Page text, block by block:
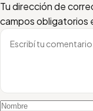
Tu dirección de
campos obligatorios
Escribí tu comentario
Nombre
Email